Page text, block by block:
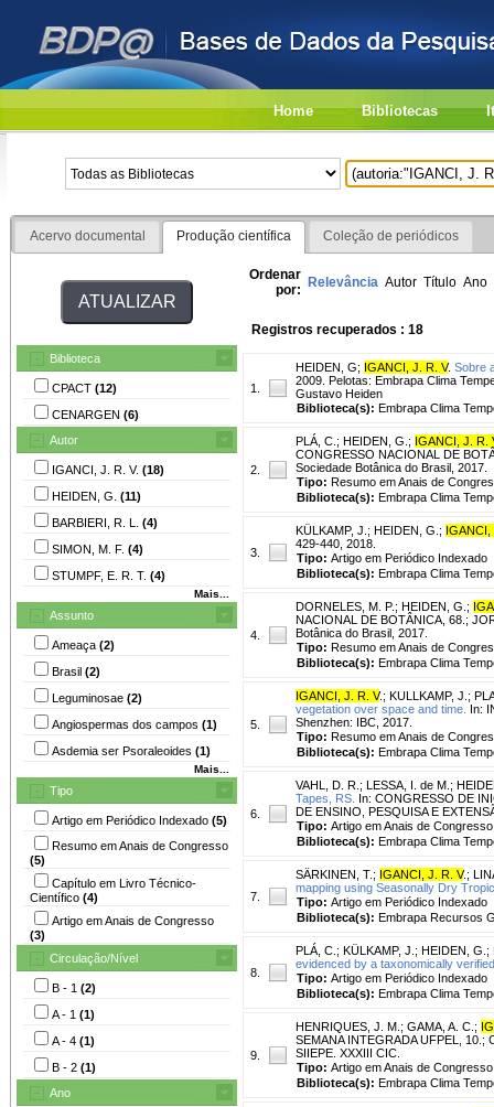
Home Bibliotecas
Acervo documental Produção científica Coleção de periódicos
Biblioteca
CPACT (12)
CENARGEN (6)
Autor
IGANCI, J. R. V. (18)
HEIDEN, G. (11)
BARBIERI, R. L. (4)
SIMON, M. F. (4)
STUMPF, E. R. T. (4)
Mais...
Assunto
Ameaça (2)
Brasil (2)
Leguminosae (2)
Angiospermas dos campos (1)
Asdemia ser Psoraleoides (1)
Mais...
Tipo
Artigo em Periódico Indexado (5)
Resumo em Anais de Congresso
(5)
Capítulo em Livro Técnico-
Científico (4)
Artigo em Anais de Congresso
(3)
Circulação/Nível
B - 1 (2)
A - 1 (1)
A - 4 (1)
B - 2 (1)
Ano
Ordenar
por: Relevância Autor Título Ano
Registros recuperados : 18
1.
HEIDEN, G; IGANCI, J. R. V. Sobre
2009. Pelotas: Embrapa Clima
Gustavo Heiden
Biblioteca(s): Embrapa Clima
2.
PLÁ, C. ; HEIDEN, G. ; IGANCI, J. R.
CONGRESSO NACIONAL DE
Sociedade Botânica do Brasil, 2017.
Tipo: Resumo em Anais de
Biblioteca(s): Embrapa Clima
3.
KÜLKAMP, J. ; HEIDEN, G. ; IGANCI,
429-440, 2018.
Tipo: Artigo em Periódico Indexado
Biblioteca(s): Embrapa Clima
4.
DORNELES, M. P. ; HEIDEN, G. ;
NACIONAL DE BOTÂNICA, 68.;
Botânica do Brasil, 2017.
Tipo: Resumo em Anais de
Biblioteca(s): Embrapa Clima
5.
IGANCI, J. R. V.; KULLKAMP, J. ;
vegetation over space and time. In:
Shenzhen: IBC, 2017.
Tipo: Resumo em Anais de
Biblioteca(s): Embrapa Clima
6.
VAHL, D. R. ; LESSA, I. de M. ;
Tapes, RS. In: CONGRESSO DE
DE ENSINO, PESQUISA E
Tipo: Artigo em Anais de Congresso
Biblioteca(s): Embrapa Clima
7.
SÄRKINEN, T. ; IGANCI, J. R. V.;
mapping using Seasonally Dry
Tipo: Artigo em Periódico Indexado
Biblioteca(s): Embrapa Recursos
8.
PLÁ, C. ; KÜLKAMP, J. ; HEIDEN, G. ;
evidenced by a taxonomically
Tipo: Artigo em Periódico Indexado
Biblioteca(s): Embrapa Clima
9.
HENRIQUES, J. M. ; GAMA, A. C. ;
SEMANA INTEGRADA UFPEL, 10.;
SIIEPE. XXXIII CIC.
Tipo: Artigo em Anais de Congresso
Biblioteca(s): Embrapa Clima